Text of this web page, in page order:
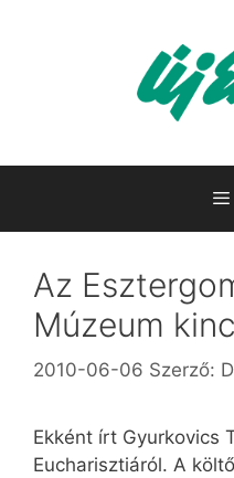
Az
Múzeum
2010-06-06 Szerző:
Ekként írt Gyurkovics
Eucharisztiáról. A